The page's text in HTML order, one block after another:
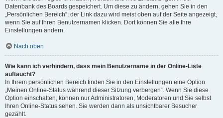
Datenbank des Boards gespeichert. Um diese zu ändern, gehen Sie in den
„Persönlichen Bereich“; der Link dazu wird meist oben auf der Seite angezeigt,
wenn Sie auf Ihren Benutzernamen klicken. Dort können Sie alle Ihre
Einstellungen ändern.
Nach oben
Wie kann ich verhindern, dass mein Benutzername in der Online-Liste
auftaucht?
In Ihrem persönlichen Bereich finden Sie in den Einstellungen eine Option
„Meinen Online-Status während dieser Sitzung verbergen“. Wenn Sie diese
Option einschalten, können nur Administratoren, Moderatoren und Sie selbst
Ihren Online-Status sehen. Sie werden dann als unsichtbarer Besucher
gezählt.